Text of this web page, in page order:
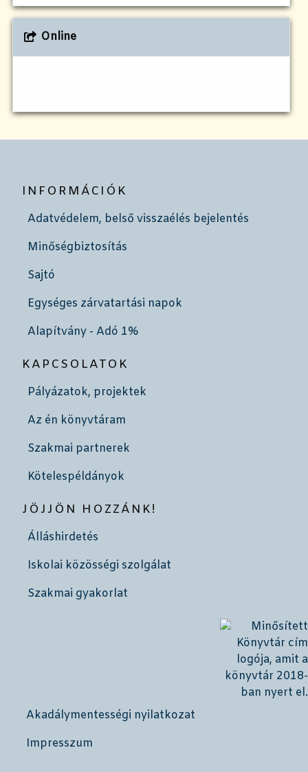
Online
INFORMÁCIÓK
Adatvédelem, belső visszaélés bejelentés
Minőségbiztosítás
Sajtó
Egységes zárvatartási napok
Alapítvány - Adó 1%
KAPCSOLATOK
Pályázatok, projektek
Az én könyvtáram
Szakmai partnerek
Kötelespéldányok
JÖJJÖN HOZZÁNK!
Álláshirdetés
Iskolai közösségi szolgálat
Szakmai gyakorlat
Akadálymentességi nyilatkozat
Impresszum